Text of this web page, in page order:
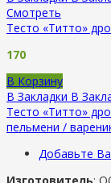
Смотреть
Тесто «Титто»
170
В Корзину
В Закладки В
Тесто «Титто»
пельмени /
Добавьте